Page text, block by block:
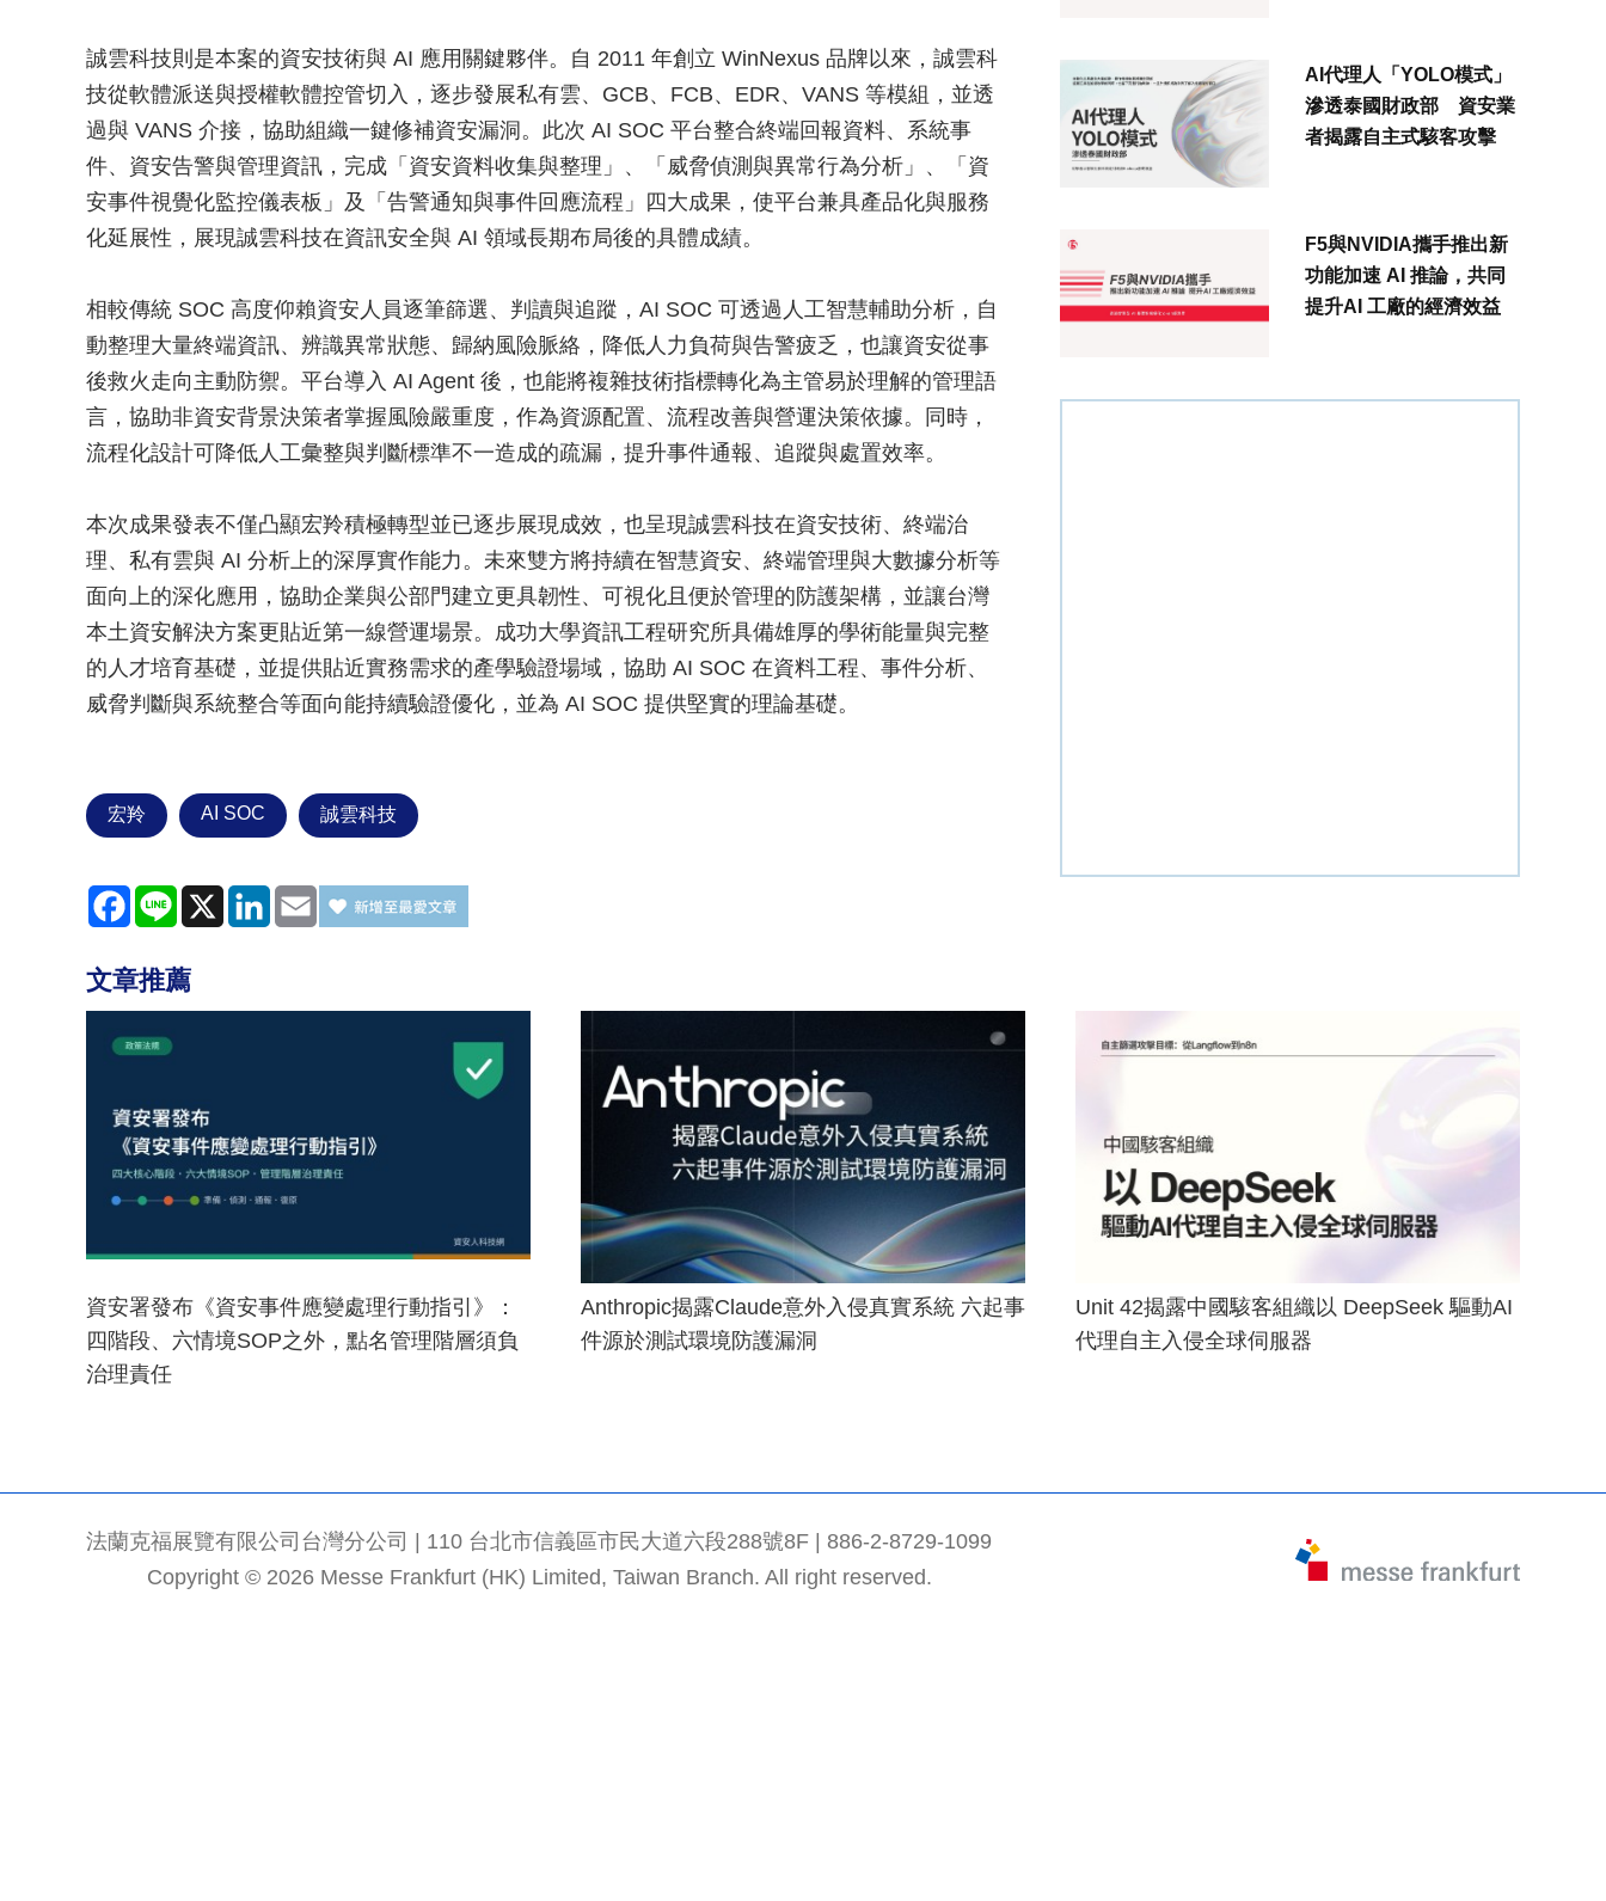
誠雲科技則是本案的資安技術與 AI 應用關鍵夥伴。自 2011 年創立 WinNexus 品牌以來，誠雲科
技從軟體派送與授權軟體控管切入，逐步發展私有雲、GCB、FCB、EDR、VANS 等模組，並透
過與 VANS 介接，協助組織一鍵修補資安漏洞。此次 AI SOC 平台整合終端回報資料、系統事
件、資安告警與管理資訊，完成「資安資料收集與整理」、「威脅偵測與異常行為分析」、「資
安事件視覺化監控儀表板」及「告警通知與事件回應流程」四大成果，使平台兼具產品化與服務
化延展性，展現誠雲科技在資訊安全與 AI 領域長期布局後的具體成績。
相較傳統 SOC 高度仰賴資安人員逐筆篩選、判讀與追蹤，AI SOC 可透過人工智慧輔助分析，自
動整理大量終端資訊、辨識異常狀態、歸納風險脈絡，降低人力負荷與告警疲乏，也讓資安從事
後救火走向主動防禦。平台導入 AI Agent 後，也能將複雜技術指標轉化為主管易於理解的管理語
言，協助非資安背景決策者掌握風險嚴重度，作為資源配置、流程改善與營運決策依據。同時，
流程化設計可降低人工彙整與判斷標準不一造成的疏漏，提升事件通報、追蹤與處置效率。
本次成果發表不僅凸顯宏羚積極轉型並已逐步展現成效，也呈現誠雲科技在資安技術、終端治
理、私有雲與 AI 分析上的深厚實作能力。未來雙方將持續在智慧資安、終端管理與大數據分析等
面向上的深化應用，協助企業與公部門建立更具韌性、可視化且便於管理的防護架構，並讓台灣
本土資安解決方案更貼近第一線營運場景。成功大學資訊工程研究所具備雄厚的學術能量與完整
的人才培育基礎，並提供貼近實務需求的產學驗證場域，協助 AI SOC 在資料工程、事件分析、
威脅判斷與系統整合等面向能持續驗證優化，並為 AI SOC 提供堅實的理論基礎。
宏羚 AI SOC 誠雲科技
Facebook
Line X LinkedInEmail
AI代理人「YOLO模式」
滲透泰國財政部 資安業
者揭露自主式駭客攻擊
F5與NVIDIA攜手推出新
功能加速 AI 推論，共同
提升AI 工廠的經濟效益
文章推薦
資安署發布《資安事件應變處理行動指引》：
四階段、六情境SOP之外，點名管理階層須負
治理責任
Anthropic揭露Claude意外入侵真實系統 六起事
件源於測試環境防護漏洞
Unit 42揭露中國駭客組織以 DeepSeek 驅動AI
代理自主入侵全球伺服器
法蘭克福展覽有限公司台灣分公司 | 110 台北市信義區市民大道六段288號8F | 886-2-8729-1099
Copyright © 2026 Messe Frankfurt (HK) Limited, Taiwan Branch. All right reserved.